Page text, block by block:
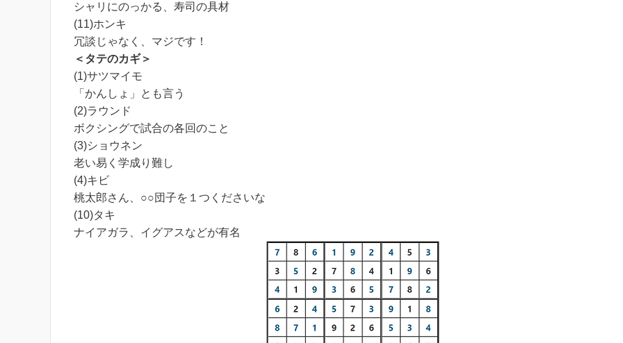
シャリにのっかる、寿司の具材
(11)ホンキ
冗談じゃなく、マジです！
＜タテのカギ＞
(1)サツマイモ
「かんしょ」とも言う
(2)ラウンド
ボクシングで試合の各回のこと
(3)ショウネン
老い易く学成り難し
(4)キビ
桃太郎さん、○○団子を１つくださいな
(10)タキ
ナイアガラ、イグアスなどが有名